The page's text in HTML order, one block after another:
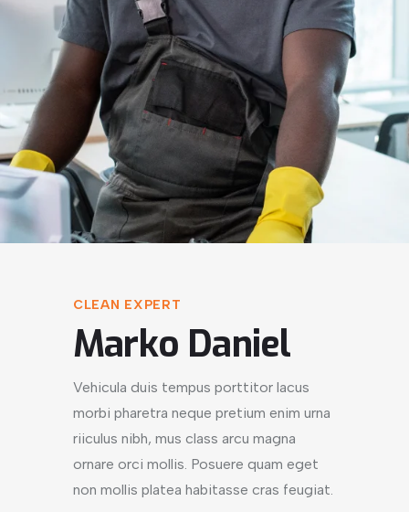
CLEAN EXPERT
Marko Daniel
Vehicula duis tempus porttitor lacus
morbi pharetra neque pretium enim urna
riiculus nibh, mus class arcu magna
ornare orci mollis. Posuere quam eget
non mollis platea habitasse cras feugiat.